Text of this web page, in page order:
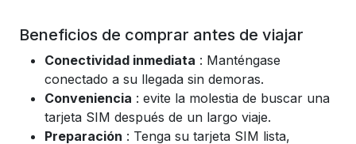
Beneficios de comprar antes de viajar
Conectividad inmediata : Manténgase
conectado a su llegada sin demoras.
Conveniencia : evite la molestia de buscar una
tarjeta SIM después de un largo viaje.
Preparación : Tenga su tarjeta SIM lista,